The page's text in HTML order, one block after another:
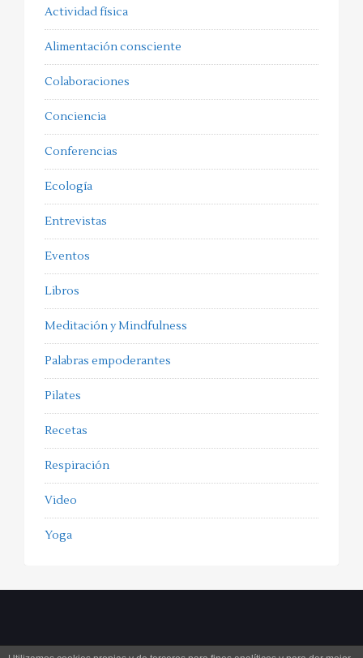
Actividad física
Alimentación consciente
Colaboraciones
Conciencia
Conferencias
Ecología
Entrevistas
Eventos
Libros
Meditación y Mindfulness
Palabras empoderantes
Pilates
Recetas
Respiración
Video
Yoga